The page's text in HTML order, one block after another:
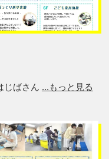
じばさん ...もっと見る